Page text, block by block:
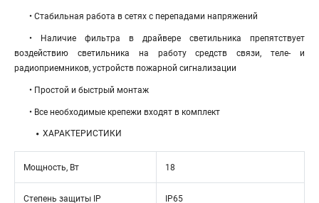
• Стабильная работа в сетях с перепадами напряжений
• Наличие фильтра в драйвере светильника препятствует
воздействию светильника на работу средств связи, теле- и
радиоприемников, устройств пожарной сигнализации
• Простой и быстрый монтаж
• Все необходимые крепежи входят в комплект
ХАРАКТЕРИСТИКИ
Мощность, Вт 18
Степень защиты IP IP65